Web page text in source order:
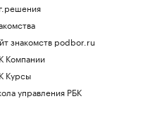
знакомств podbor.ru
Компании
Курсы
управления РБК